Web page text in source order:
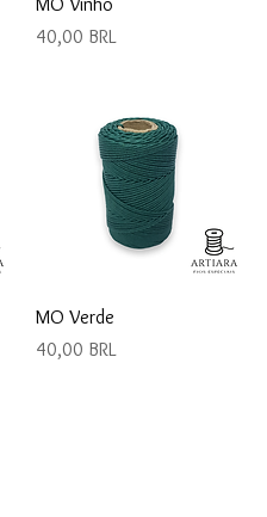
Precio
40,00 BRL
Vista rápida
MO Verde
Precio
40,00 BRL